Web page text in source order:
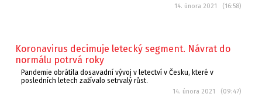
14. února 2021 (16:58)
Koronavirus decimuje letecký segment. Návrat do
normálu potrvá roky
Pandemie obrátila dosavadní vývoj v letectví v Česku, které v
posledních letech zažívalo setrvalý růst.
14. února 2021 (09:47)